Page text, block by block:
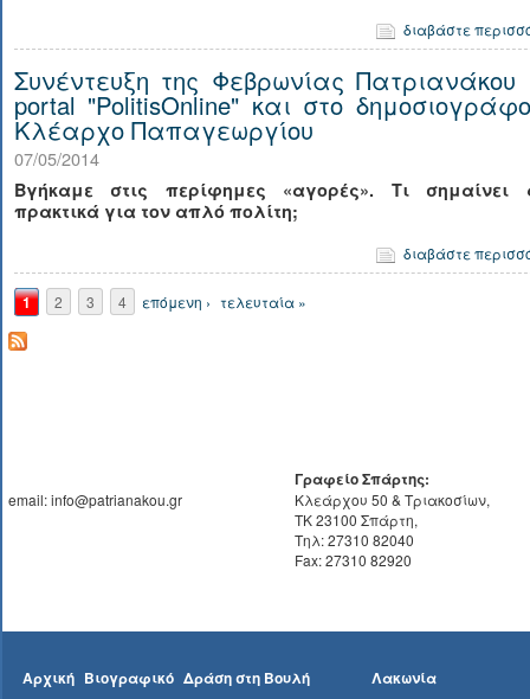
διαβάστε
Συνέντευξη της Φεβρωνίας Πατριανάκου
portal "PolitisOnline" και στο
Κλέαρχο Παπαγεωργίου
07/05/2014
Βγήκαμε στις περίφημες «αγορές». Τι σημαίνει
πρακτικά για τον απλό πολίτη;
διαβάστε
Σελίδες
1 2 3 4 επόμενη › τελευταία »
email: info@patrianakou.gr
Γραφείο Σπάρτης:
Κλεάρχου 50 & Τριακοσίων,
ΤΚ 23100 Σπάρτη,
Τηλ: 27310 82040
Fax: 27310 82920
Αρχική Βιογραφικό Δράση στη Βουλή Λακωνία